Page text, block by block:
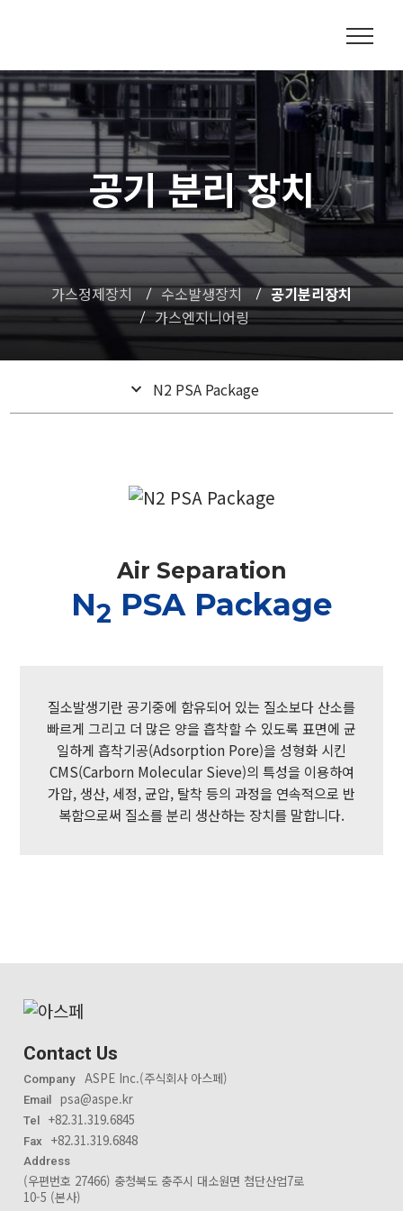
공기 분리 장치
가스정제장치 수소발생장치
공기분리장치
가스엔지니어링
N2 PSA Package
Air Separation
N2 PSA Package
질소발생기란 공기중에 함유되어 있는 질소보다 산소를
빠르게 그리고 더 많은 양을 흡착할 수 있도록 표면에 균
일하게 흡착기공(Adsorption Pore)을 성형화 시킨
CMS(Carborn Molecular Sieve)의 특성을 이용하여
가압, 생산, 세정, 균압, 탈착 등의 과정을 연속적으로 반
복함으로써 질소를 분리 생산하는 장치를 말합니다.
Contact Us
Company ASPE Inc.(주식회사 아스페)
Email psa@aspe.kr
Tel +82.31.319.6845
Fax +82.31.319.6848
Address
(우편번호 27466) 충청북도 충주시 대소원면 첨단산업7로
10-5 (본사)